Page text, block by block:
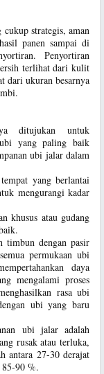
strategis, aman
panen sampai di
Penyortiran
terlihat dari kulit
dari ukuran besarnya
ditujukan untuk
ubi yang paling baik
ubi jalar dalam
yang berlantai
mengurangi kadar
khusus atau gudang
timbun dengan pasir
permukaan ubi
daya
mengalami proses
rasa ubi
ubi yang baru
ubi jalar adalah
rusak atau terluka,
antara 27-30 derajat
85-90 %.